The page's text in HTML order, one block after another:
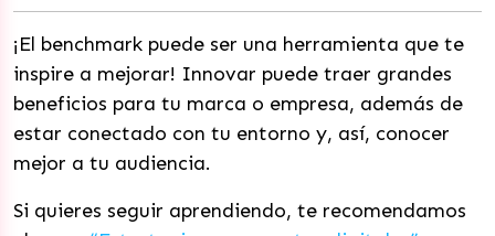
¡El benchmark puede ser una herramienta que te
inspire a mejorar! Innovar puede traer grandes
beneficios para tu marca o empresa, además de
estar conectado con tu entorno y, así, conocer
mejor a tu audiencia.
Si quieres seguir aprendiendo, te recomendamos